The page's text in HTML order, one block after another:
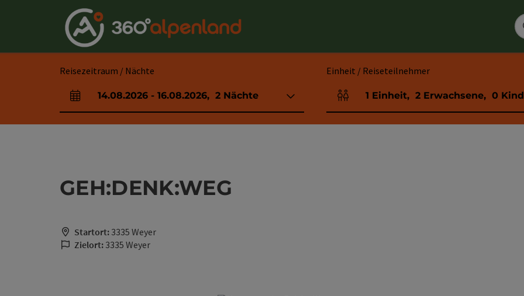
Accesskey
[0]
Zur NavigationAccesskey
[1]
Zum Seitenanfang[2]
Zur Kontaktseite Accesskey
[3]
Accesskey
[4]
Zum ImpressumAccesskey
[5]
Zu den Hinweisen zur Bedienung der Website
Zur StartseiteAccesskey
[7]
Reisezeitraum / Nächte
An- und Abreisefelder
14.08.2026 - 16.08.2026, 2 Nächte
Einheit / Reiseteilnehmer
Einheitenanzahl und Personenfelder
1 Einheit, 2 Erwachsene, 0
GEH:DENK:WEG
Startort: 3335 Weyer
Zielort: 3335 Weyer